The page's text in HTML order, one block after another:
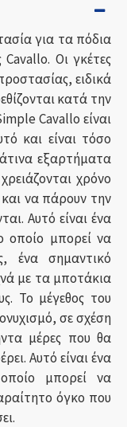
για τα πόδια
Οι γκέτες
ειδικά
κατά την
Cavallo είναι
και είναι τόσο
εξαρτήματα
χρόνο
να πάρουν την
Αυτό είναι ένα
οποίο μπορεί να
ένα σημαντικό
με τα μποτάκια
Το μέγεθος του
σε σχέση
μέρες που θα
Αυτό είναι ένα
μπορεί να
όγκο που